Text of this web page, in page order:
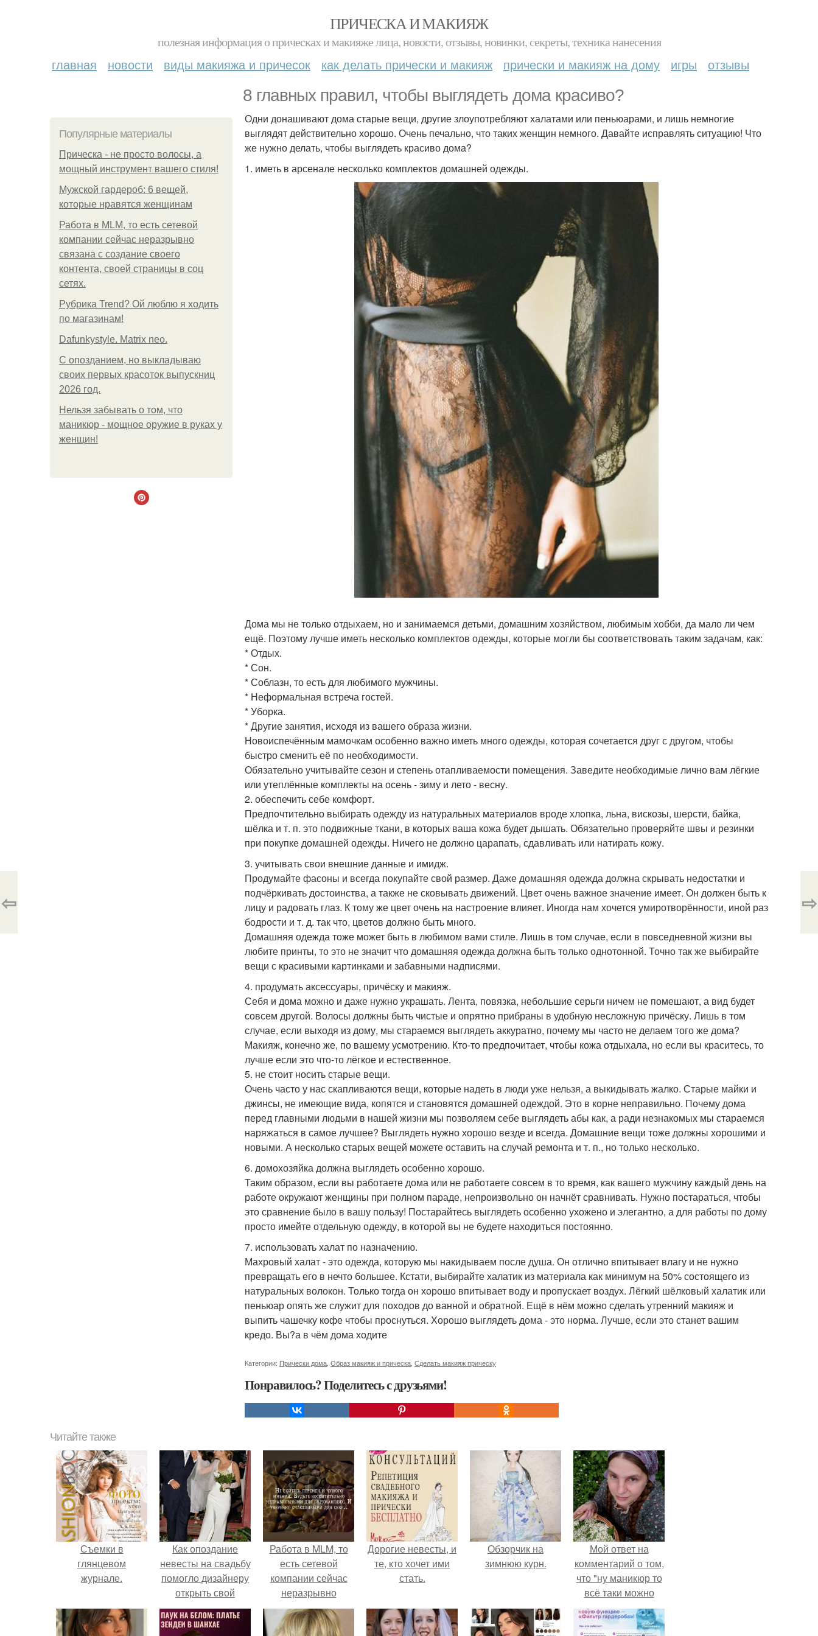
ПРИЧЕСКА И МАКИЯЖ
полезная информация о прическах и макияже лица, новости, отзывы, новинки, секреты, техника нанесения
главная новости виды макияжа и причесок как делать прически и макияж прически и макияж на дому игры отзывы
8 главных правил, чтобы выглядеть дома красиво?
Популярные материалы
Прическа - не просто волосы, а
мощный инструмент вашего стиля!
Мужской гардероб: 6 вещей,
которые нравятся женщинам
Работа в MLM, то есть сетевой
компании сейчас неразрывно
связана с создание своего
контента, своей страницы в соц
сетях.
Рубрика Trend? Ой люблю я ходить
по магазинам!
Dafunkystyle. Matrix neo.
С опозданием, но выкладываю
своих первых красоток выпускниц
2026 год.
Нельзя забывать о том, что
маникюр - мощное оружие в руках у
женщин!
Одни донашивают дома старые вещи, другие злоупотребляют халатами или пеньюарами, и лишь немногие
выглядят действительно хорошо. Очень печально, что таких женщин немного. Давайте исправлять ситуацию! Что
же нужно делать, чтобы выглядеть красиво дома?
1. иметь в арсенале несколько комплектов домашней одежды.
Дома мы не только отдыхаем, но и занимаемся детьми, домашним хозяйством, любимым хобби, да мало ли чем
ещё. Поэтому лучше иметь несколько комплектов одежды, которые могли бы соответствовать таким задачам, как:
* Отдых.
* Сон.
* Соблазн, то есть для любимого мужчины.
* Неформальная встреча гостей.
* Уборка.
* Другие занятия, исходя из вашего образа жизни.
Новоиспечённым мамочкам особенно важно иметь много одежды, которая сочетается друг с другом, чтобы
быстро сменить её по необходимости.
Обязательно учитывайте сезон и степень отапливаемости помещения. Заведите необходимые лично вам лёгкие
или утеплённые комплекты на осень - зиму и лето - весну.
2. обеспечить себе комфорт.
Предпочтительно выбирать одежду из натуральных материалов вроде хлопка, льна, вискозы, шерсти, байка,
шёлка и т. п. это подвижные ткани, в которых ваша кожа будет дышать. Обязательно проверяйте швы и резинки
при покупке домашней одежды. Ничего не должно царапать, сдавливать или натирать кожу.
3. учитывать свои внешние данные и имидж.
Продумайте фасоны и всегда покупайте свой размер. Даже домашняя одежда должна скрывать недостатки и
подчёркивать достоинства, а также не сковывать движений. Цвет очень важное значение имеет. Он должен быть к
лицу и радовать глаз. К тому же цвет очень на настроение влияет. Иногда нам хочется умиротворённости, иной раз
бодрости и т. д. так что, цветов должно быть много.
Домашняя одежда тоже может быть в любимом вами стиле. Лишь в том случае, если в повседневной жизни вы
любите принты, то это не значит что домашняя одежда должна быть только однотонной. Точно так же выбирайте
вещи с красивыми картинками и забавными надписями.
4. продумать аксессуары, причёску и макияж.
Себя и дома можно и даже нужно украшать. Лента, повязка, небольшие серьги ничем не помешают, а вид будет
совсем другой. Волосы должны быть чистые и опрятно прибраны в удобную несложную причёску. Лишь в том
случае, если выходя из дому, мы стараемся выглядеть аккуратно, почему мы часто не делаем того же дома?
Макияж, конечно же, по вашему усмотрению. Кто-то предпочитает, чтобы кожа отдыхала, но если вы краситесь, то
лучше если это что-то лёгкое и естественное.
5. не стоит носить старые вещи.
Очень часто у нас скапливаются вещи, которые надеть в люди уже нельзя, а выкидывать жалко. Старые майки и
джинсы, не имеющие вида, копятся и становятся домашней одеждой. Это в корне неправильно. Почему дома
перед главными людьми в нашей жизни мы позволяем себе выглядеть абы как, а ради незнакомых мы стараемся
наряжаться в самое лучшее? Выглядеть нужно хорошо везде и всегда. Домашние вещи тоже должны хорошими и
новыми. А несколько старых вещей можете оставить на случай ремонта и т. п., но только несколько.
6. домохозяйка должна выглядеть особенно хорошо.
Таким образом, если вы работаете дома или не работаете совсем в то время, как вашего мужчину каждый день на
работе окружают женщины при полном параде, непроизвольно он начнёт сравнивать. Нужно постараться, чтобы
это сравнение было в вашу пользу! Постарайтесь выглядеть особенно ухожено и элегантно, а для работы по дому
просто имейте отдельную одежду, в которой вы не будете находиться постоянно.
7. использовать халат по назначению.
Махровый халат - это одежда, которую мы накидываем после душа. Он отлично впитывает влагу и не нужно
превращать его в нечто большее. Кстати, выбирайте халатик из материала как минимум на 50% состоящего из
натуральных волокон. Только тогда он хорошо впитывает воду и пропускает воздух. Лёгкий шёлковый халатик или
пеньюар опять же служит для походов до ванной и обратной. Ещё в нём можно сделать утренний макияж и
выпить чашечку кофе чтобы проснуться. Хорошо выглядеть дома - это норма. Лучше, если это станет вашим
кредо. Вы?а в чём дома ходите
Категории: Прически дома Образ макияж и прическа Сделать макияж прическу
Понравилось? Поделитесь с друзьями!
⇦ ⇨
Читайте также
Съемки в
глянцевом
журнале.
Как опоздание
невесты на свадьбу
помогло дизайнеру
открыть свой
бренд.
Работа в MLM, то
есть сетевой
компании сейчас
неразрывно
связана с создание
своего контента,
Дорогие невесты, и
те, кто хочет ими
стать.
Обзорчик на
зимнюю курн.
Мой ответ на
комментарий о том,
что "ну маникюр то
всё таки можно
было бы сделать.